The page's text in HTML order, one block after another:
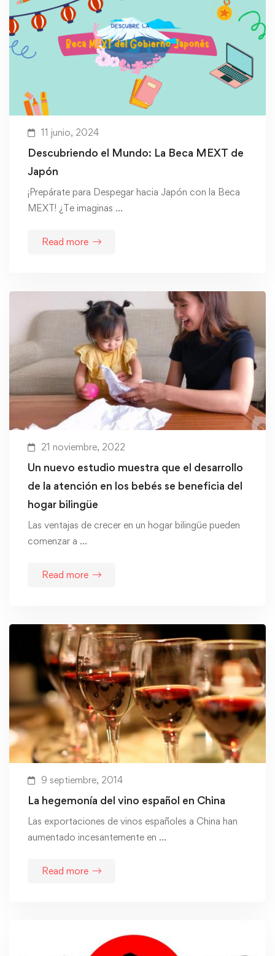
11 junio, 2024
Descubriendo el Mundo: La Beca MEXT de
Japón
¡Prepárate para Despegar hacia Japón con la Beca
MEXT! ¿Te imaginas …
Read more
21 noviembre, 2022
Un nuevo estudio muestra que el desarrollo
de la atención en los bebés se beneficia del
hogar bilingüe
Las ventajas de crecer en un hogar bilingüe pueden
comenzar a …
Read more
9 septiembre, 2014
La hegemonía del vino español en China
Las exportaciones de vinos españoles a China han
aumentado incesantemente en …
Read more